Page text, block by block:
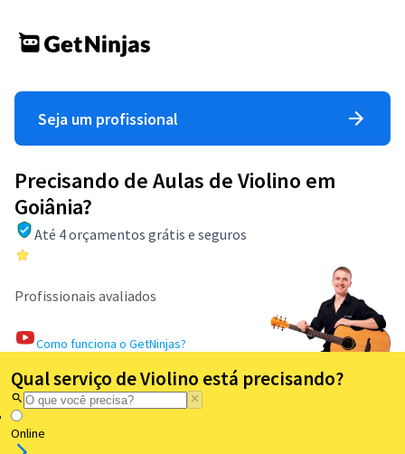
Seja um profissional
Precisando de Aulas de Violino em
Goiânia?
Até 4 orçamentos grátis e seguros
Profissionais avaliados
Como funciona o GetNinjas?
Qual serviço de Violino está precisando?
Online